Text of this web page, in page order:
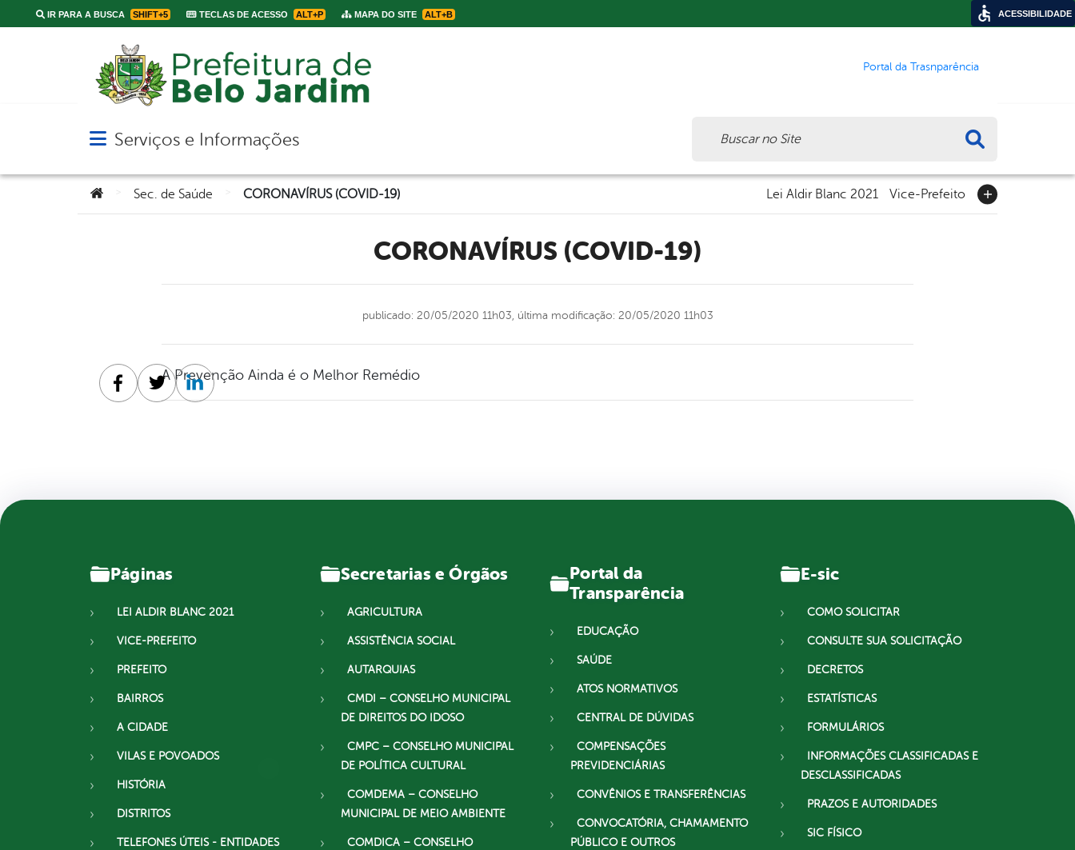
IR PARA A BUSCA SHIFT+5 TECLAS DE ACESSO ALT+P MAPA DO SITE ALT+B
Portal da Trasnparência
Abrir menu principal de navegação
Serviços e Informações
Você está aqui:Sec. de Saúde CORONAVÍRUS (COVID-19) Lei Aldir Blanc 2021 Vice-Prefeito
CORONAVÍRUS (COVID-19)
publicado: 20/05/2020 11h03, última modificação: 20/05/2020 11h03
A Prevenção Ainda é o Melhor Remédio
Facebook
TwitterLinkedin
Páginas
LEI ALDIR BLANC 2021
VICE-PREFEITO
PREFEITO
BAIRROS
A CIDADE
VILAS E POVOADOS
HISTÓRIA
DISTRITOS
TELEFONES ÚTEIS - ENTIDADES
Secretarias e Órgãos
AGRICULTURA
ASSISTÊNCIA SOCIAL
AUTARQUIAS
CMDI – CONSELHO MUNICIPAL
DE DIREITOS DO IDOSO
CMPC – CONSELHO MUNICIPAL
DE POLÍTICA CULTURAL
COMDEMA – CONSELHO
MUNICIPAL DE MEIO AMBIENTE
COMDICA – CONSELHO
Portal da
Transparência
EDUCAÇÃO
SAÚDE
ATOS NORMATIVOS
CENTRAL DE DÚVIDAS
COMPENSAÇÕES
PREVIDENCIÁRIAS
CONVÊNIOS E TRANSFERÊNCIAS
CONVOCATÓRIA, CHAMAMENTO
PÚBLICO E OUTROS
E-sic
COMO SOLICITAR
CONSULTE SUA SOLICITAÇÃO
DECRETOS
ESTATÍSTICAS
FORMULÁRIOS
INFORMAÇÕES CLASSIFICADAS E
DESCLASSIFICADAS
PRAZOS E AUTORIDADES
SIC FÍSICO
ACESSIBILIDADE